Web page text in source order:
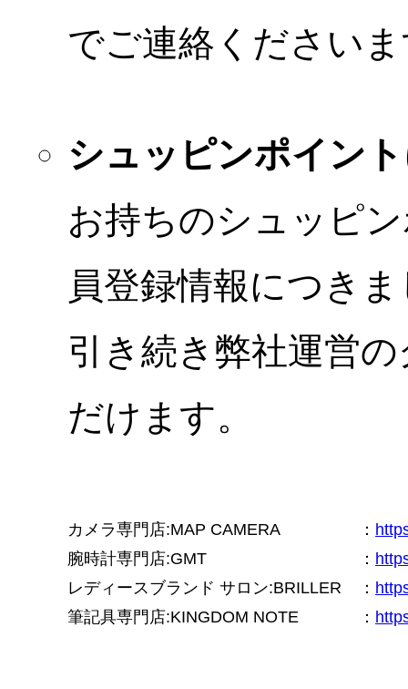
でご連絡ください
シュッピンポイン
お持ちのシュッピ
員登録情報につき
引き続き弊社運営
だけます。
カメラ専門店:MAP CAMERA ：
腕時計専門店:GMT
：
レディースブランド サロン:BRILLER
：
筆記具専門店:KINGDOM NOTE
：